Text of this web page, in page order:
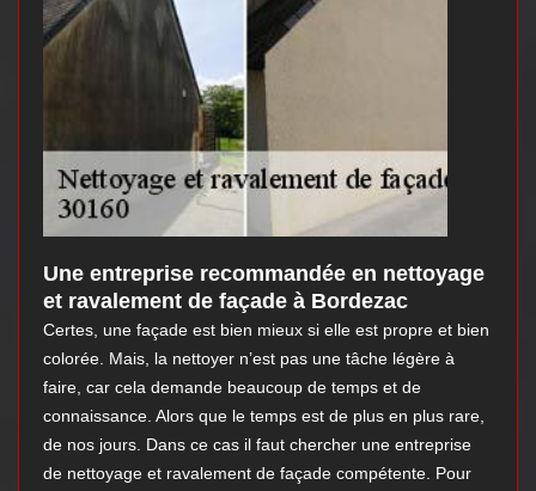
Une entreprise recommandée en nettoyage
et ravalement de façade à Bordezac
Certes, une façade est bien mieux si elle est propre et bien
colorée. Mais, la nettoyer n’est pas une tâche légère à
faire, car cela demande beaucoup de temps et de
connaissance. Alors que le temps est de plus en plus rare,
de nos jours. Dans ce cas il faut chercher une entreprise
de nettoyage et ravalement de façade compétente. Pour